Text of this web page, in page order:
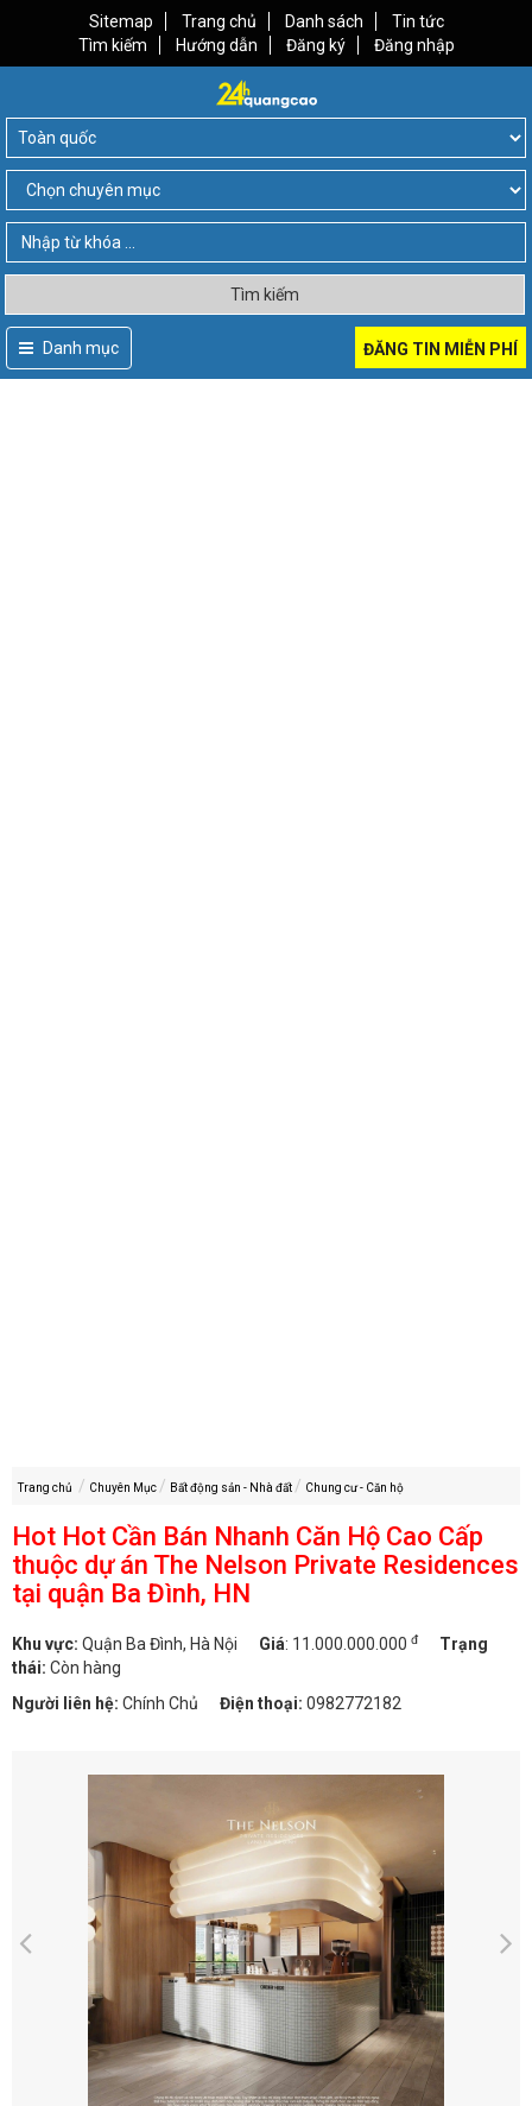
Sitemap Trang chủ Danh sách
Tin tức
Tìm kiếm
Hướng dẫn Đăng ký Đăng nhập
Tìm kiếm
Danh mục ĐĂNG TIN MIỄN PHÍ
Trang chủ Chuyên Mục Bất động sản - Nhà đất Chung cư - Căn hộ
Hot Hot Cần Bán Nhanh Căn Hộ Cao Cấp
thuộc dự án The Nelson Private Residences
tại quận Ba Đình, HN
Khu vực: Quận Ba Đình, Hà Nội Giá: 11.000.000.000 đ
Trạng
thái: Còn hàng
Người liên hệ: Chính Chủ Điện thoại: 0982772182